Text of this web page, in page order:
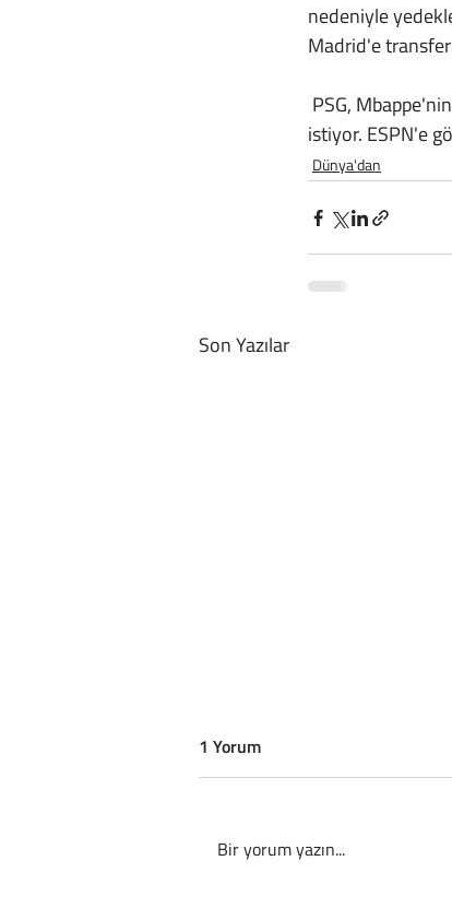
nedeniyle
Madrid'e
istiyor. ESPN'e
Dünya'dan
Son Yazılar
1 Yorum
Bir yorum yazın...